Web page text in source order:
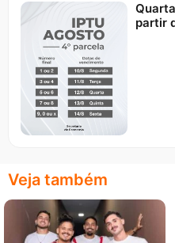
partir
Veja também